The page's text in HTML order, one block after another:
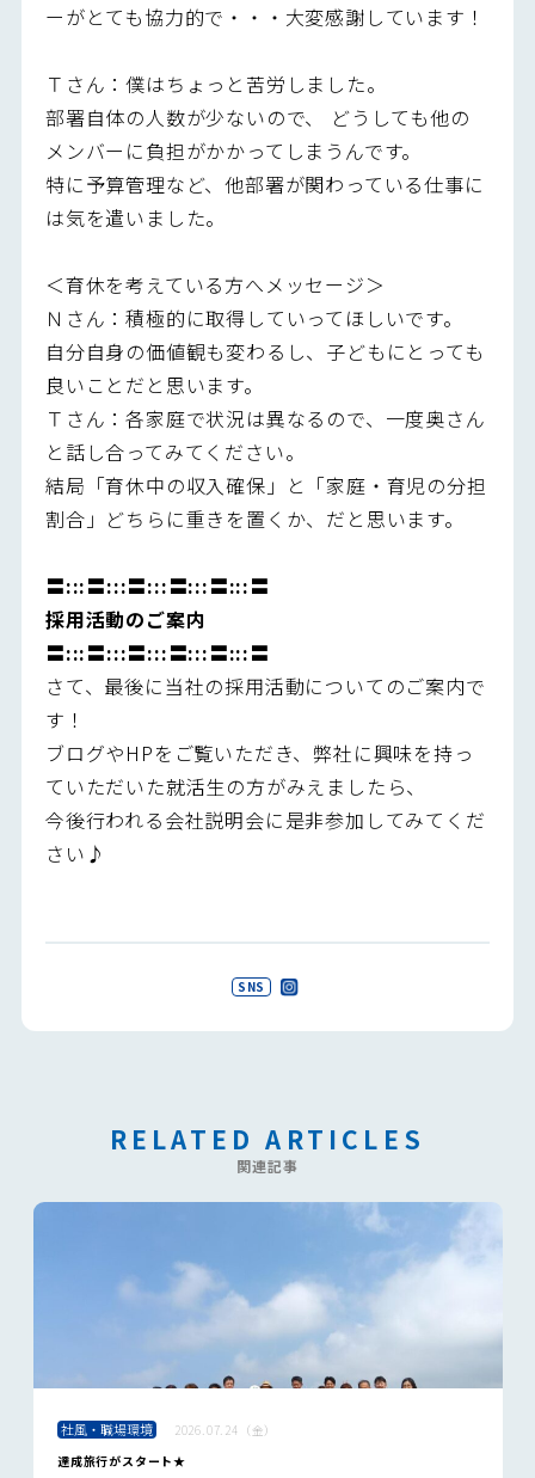
ーがとても協力的で・・・大変感謝しています！
Ｔさん：僕はちょっと苦労しました。
部署自体の人数が少ないので、 どうしても他の
メンバーに負担がかかってしまうんです。
特に予算管理など、他部署が関わっている仕事に
は気を遣いました。
＜育休を考えている方へメッセージ＞
Ｎさん：積極的に取得していってほしいです。
自分自身の価値観も変わるし、子どもにとっても
良いことだと思います。
Ｔさん：各家庭で状況は異なるので、一度奥さん
と話し合ってみてください。
結局「育休中の収入確保」と「家庭・育児の分担
割合」どちらに重きを置くか、だと思います。
〓:::〓:::〓:::〓:::〓:::〓
採用活動のご案内
〓:::〓:::〓:::〓:::〓:::〓
さて、最後に当社の採用活動についてのご案内で
す！
ブログやHPをご覧いただき、弊社に興味を持っ
ていただいた就活生の方がみえましたら、
今後行われる会社説明会に是非参加してみてくだ
さい♪
SNS
RELATED ARTICLES
関連記事
社風・職場環境
2026.07.24（金）
達成旅行がスタート★